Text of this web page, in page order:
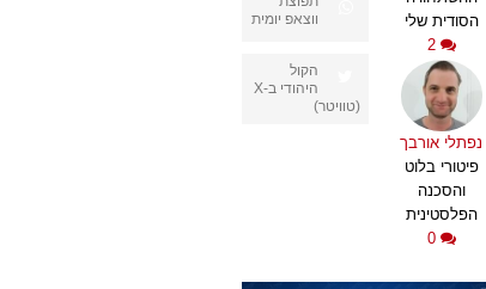
הסודית שלי
2
נפתלי אורבך
פיטורי בלוט
והסכנה
הפלסטינית
0
ווצאפ יומית
הקול
היהודי ב-X
(טוויטר)